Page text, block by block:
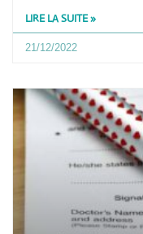
LIRE LA SUITE »
21/12/2022